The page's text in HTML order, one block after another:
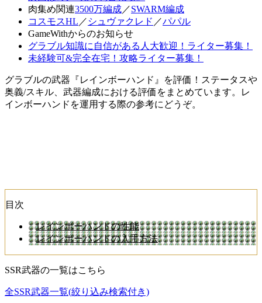
肉集め関連3500万編成／SWARM編成
コスモスHL ／ シュヴァクレド ／パパル
GameWithからのお知らせ
グラブル知識に自信がある人大歓迎！ライター募集！
未経験可&完全在宅！攻略ライター募集！
グラブルの武器『レインボーハンド』を評価！ステータスや
奥義/スキル、武器編成における評価をまとめています。レ
インボーハンドを運用する際の参考にどうぞ。
目次
レインボーハンドの性能
レインボーハンドの入手方法
SSR武器の一覧はこちら
全SSR武器一覧(絞り込み検索付き)